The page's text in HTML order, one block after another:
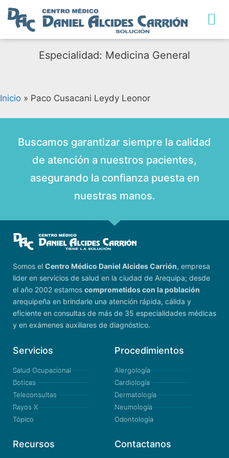
Especialidad: Medicina General
Inicio » Paco Cusacani Leydy Leonor
Buscamos garantizar siempre la calidad
de atención a nuestros pacientes,
asegurando la confianza puesta en
nuestras manos.
Somos el Centro Médico Daniel Alcides Carrión, empresa
lider en servicios de salud en la ciudad de Arequipa; desde
el año 2002 estamos comprometidos con la población
arequipeña en brindarle una atención rápida, cálida y
eficiente en consultas de más de 35 especialidades médicas
y en exámenes auxiliares de diagnóstico.
Servicios
Salud Ocupacional
Boticas
Teleconsultas
Rayos X
Tópico
Procedimientos
Alergología
Cardiología
Dermatología
Neumología
Odontología
Recursos Contactanos